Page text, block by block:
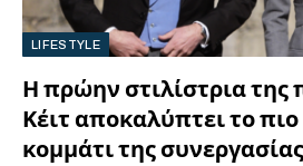
LIFESTYLE
Η πρώην στιλίστρια της
Κέιτ αποκαλύπτει το
κομμάτι της